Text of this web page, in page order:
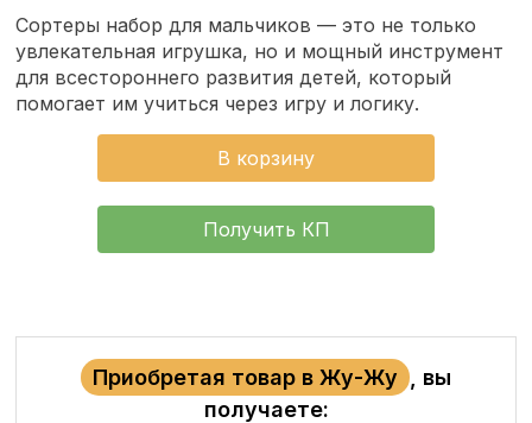
Сортеры набор для мальчиков — это не только
увлекательная игрушка, но и мощный инструмент
для всестороннего развития детей, который
помогает им учиться через игру и логику.
В корзину
Получить КП
Приобретая товар в Жу-Жу
, вы
получаете: